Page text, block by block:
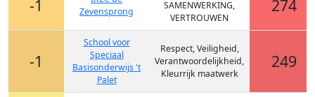
-1
Zevensprong
SAMENWERKING,
VERTROUWEN
274
-1
School voor
Speciaal
Basisonderwijs 't
Palet
Respect, Veiligheid,
Verantwoordelijkheid,
Kleurrijk maatwerk
249